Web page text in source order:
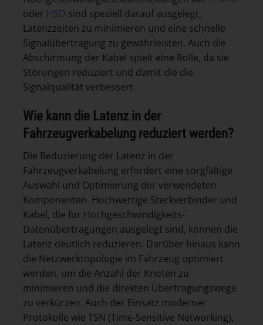
oder HSD sind speziell darauf ausgelegt,
Latenzzeiten zu minimieren und eine schnelle
Signalübertragung zu gewährleisten. Auch die
Abschirmung der Kabel spielt eine Rolle, da sie
Störungen reduziert und damit die die
Signalqualität verbessert.
Wie kann die Latenz in der
Fahrzeugverkabelung reduziert werden?
Die Reduzierung der Latenz in der
Fahrzeugverkabelung erfordert eine sorgfältige
Auswahl und Optimierung der verwendeten
Komponenten. Hochwertige Steckverbinder und
Kabel, die für Hochgeschwindigkeits-
Datenübertragungen ausgelegt sind, können die
Latenz deutlich reduzieren. Darüber hinaus kann
die Netzwerktopologie im Fahrzeug optimiert
werden, um die Anzahl der Knoten zu
minimieren und die direkten Übertragungswege
zu verkürzen. Auch der Einsatz moderner
Protokolle wie TSN (Time-Sensitive Networking),